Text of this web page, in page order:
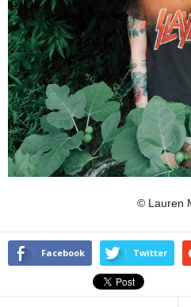
© Lauren
Facebook Twitter